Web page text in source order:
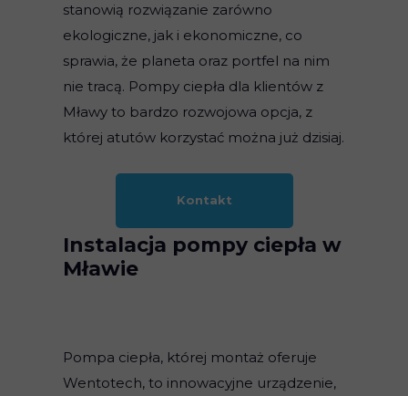
stanowią rozwiązanie zarówno
ekologiczne, jak i ekonomiczne, co
sprawia, że planeta oraz portfel na nim
nie tracą. Pompy ciepła dla klientów z
Mławy to bardzo rozwojowa opcja, z
której atutów korzystać można już dzisiaj.
Kontakt
Instalacja pompy ciepła w
Mławie
Pompa ciepła, której montaż oferuje
Wentotech, to innowacyjne urządzenie,